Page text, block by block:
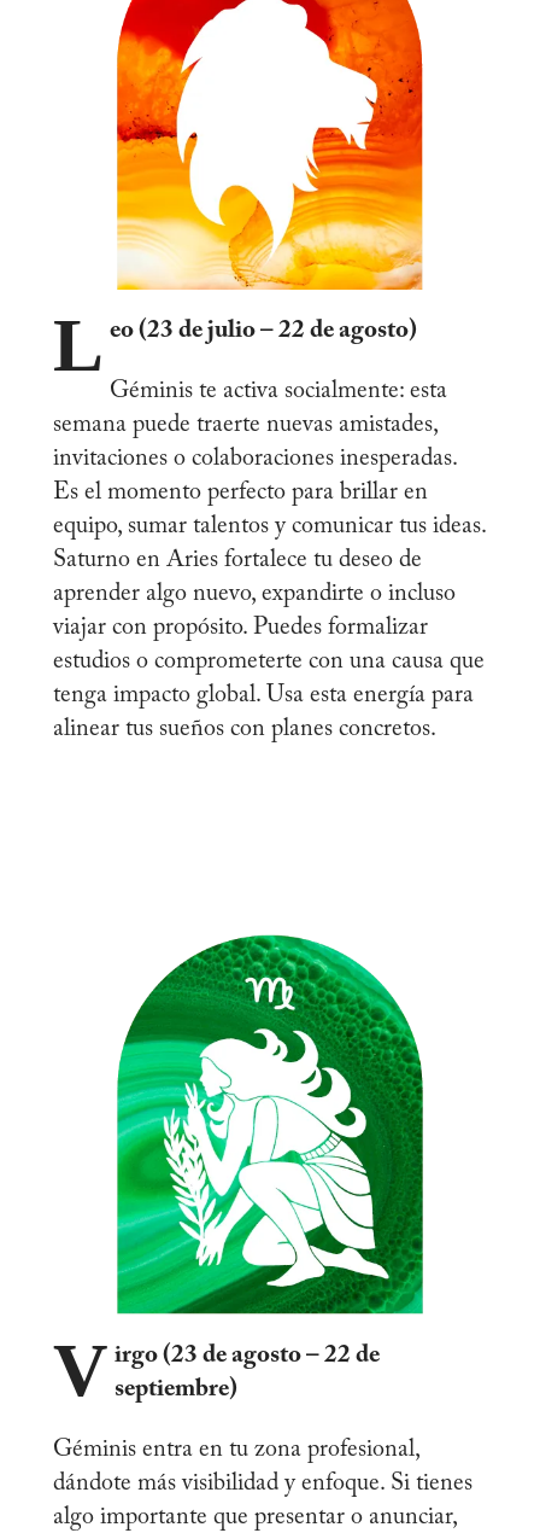
L eo (23 de julio – 22 de agosto)
Géminis te activa socialmente: esta
semana puede traerte nuevas amistades,
invitaciones o colaboraciones inesperadas.
Es el momento perfecto para brillar en
equipo, sumar talentos y comunicar tus ideas.
Saturno en Aries fortalece tu deseo de
aprender algo nuevo, expandirte o incluso
viajar con propósito. Puedes formalizar
estudios o comprometerte con una causa que
tenga impacto global. Usa esta energía para
alinear tus sueños con planes concretos.
V irgo (23 de agosto – 22 de
septiembre)
Géminis entra en tu zona profesional,
dándote más visibilidad y enfoque. Si tienes
algo importante que presentar o anunciar,